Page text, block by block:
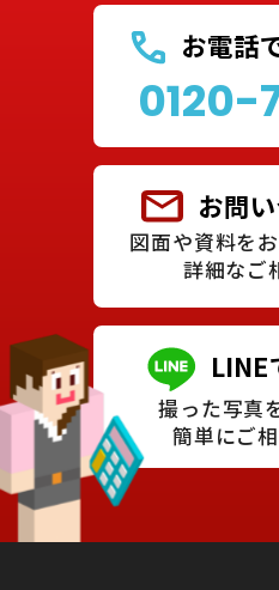
お電話
お問
図面や資料を
詳細なご
LINE
撮った写真
簡単にご